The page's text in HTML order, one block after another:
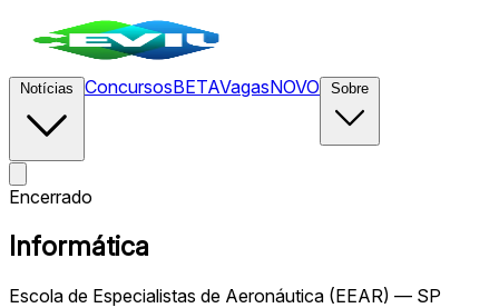
ConcursosBETAVagasNOVO
Encerrado
Informática
Escola de Especialistas de Aeronáutica (EEAR) — SP